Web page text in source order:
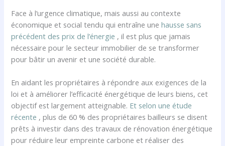
Face à l’urgence climatique, mais aussi au contexte
économique et social tendu qui entraîne unehausse sans
précédent des prix de l’énergie , il est plus que jamais
nécessaire pour le secteur immobilier de se transformer
pour bâtir un avenir et une société durable.
En aidant les propriétaires à répondre aux exigences de la
loi et à améliorer l’efficacité énergétique de leurs biens, cet
objectif est largement atteignable. Et selon une étude
récente , plus de 60 % des propriétaires bailleurs se disent
prêts à investir dans des travaux de rénovation énergétique
pour réduire leur empreinte carbone et réaliser des